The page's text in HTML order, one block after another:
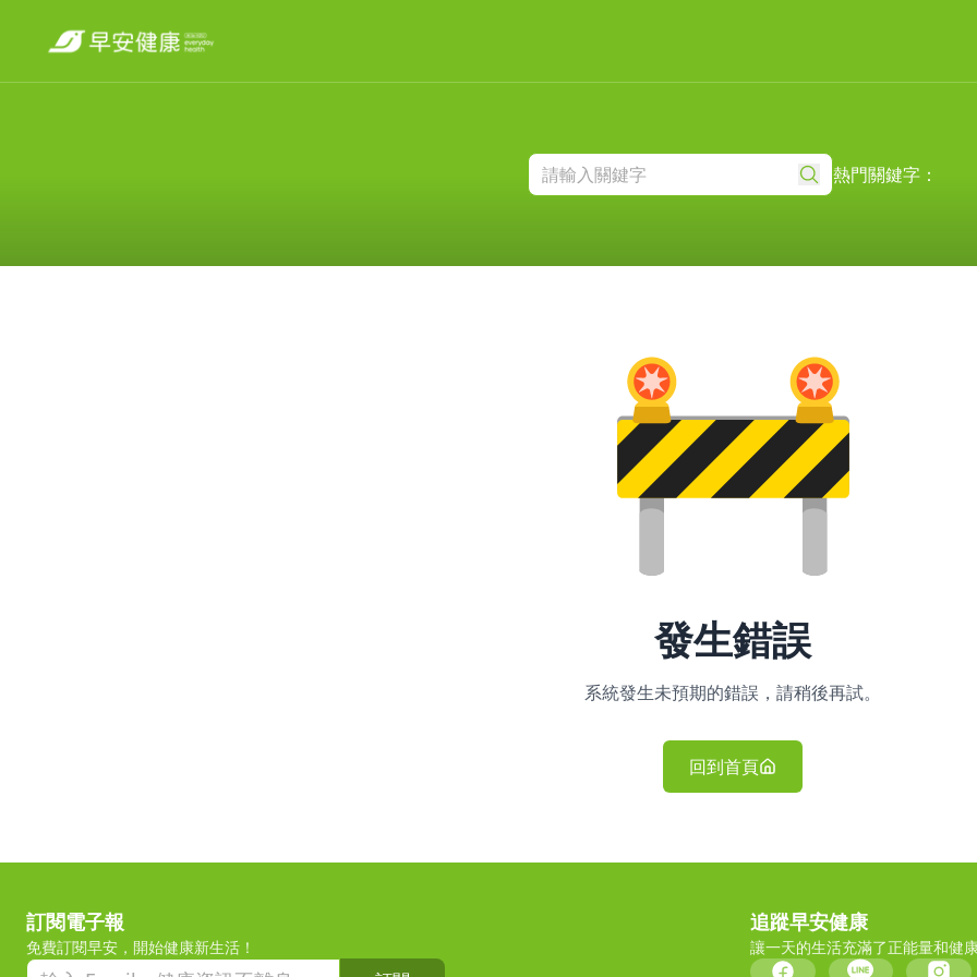
熱門關鍵字：
發生錯誤
系統發生未預期的錯誤，請稍後再試。
回到首頁
訂閱電子報
免費訂閱早安，開始健康新生活！
追蹤早安健康
讓一天的生活充滿了正能量和健